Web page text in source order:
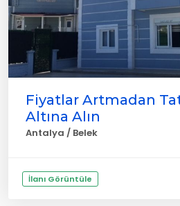
Fiyatlar Artmadan
Altına Alın
Antalya / Belek
İlanı Görüntüle